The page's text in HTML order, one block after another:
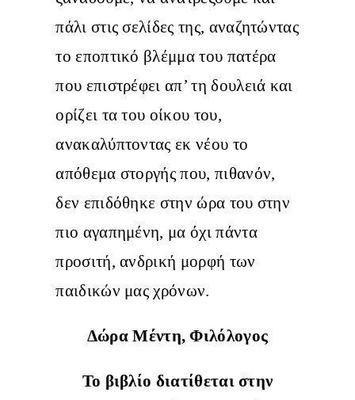
πάλι στις σελίδες της, αναζητώντας
το εποπτικό βλέμμα του πατέρα
που επιστρέφει απ’ τη δουλειά και
ορίζει τα του οίκου του,
ανακαλύπτοντας εκ νέου το
απόθεμα στοργής που, πιθανόν,
δεν επιδόθηκε στην ώρα του στην
πιο αγαπημένη, μα όχι πάντα
προσιτή, ανδρική μορφή των
παιδικών μας χρόνων.
Δώρα Μέντη, Φιλόλογος
Το βιβλίο διατίθεται στην